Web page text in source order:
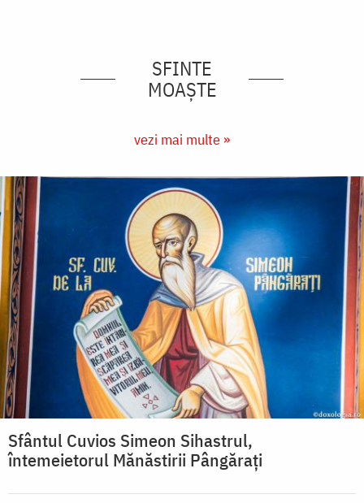
SFINTE
MOAȘTE
vezi mai multe »
Sfântul Cuvios Simeon Sihastrul,
întemeietorul Mănăstirii Pângărați